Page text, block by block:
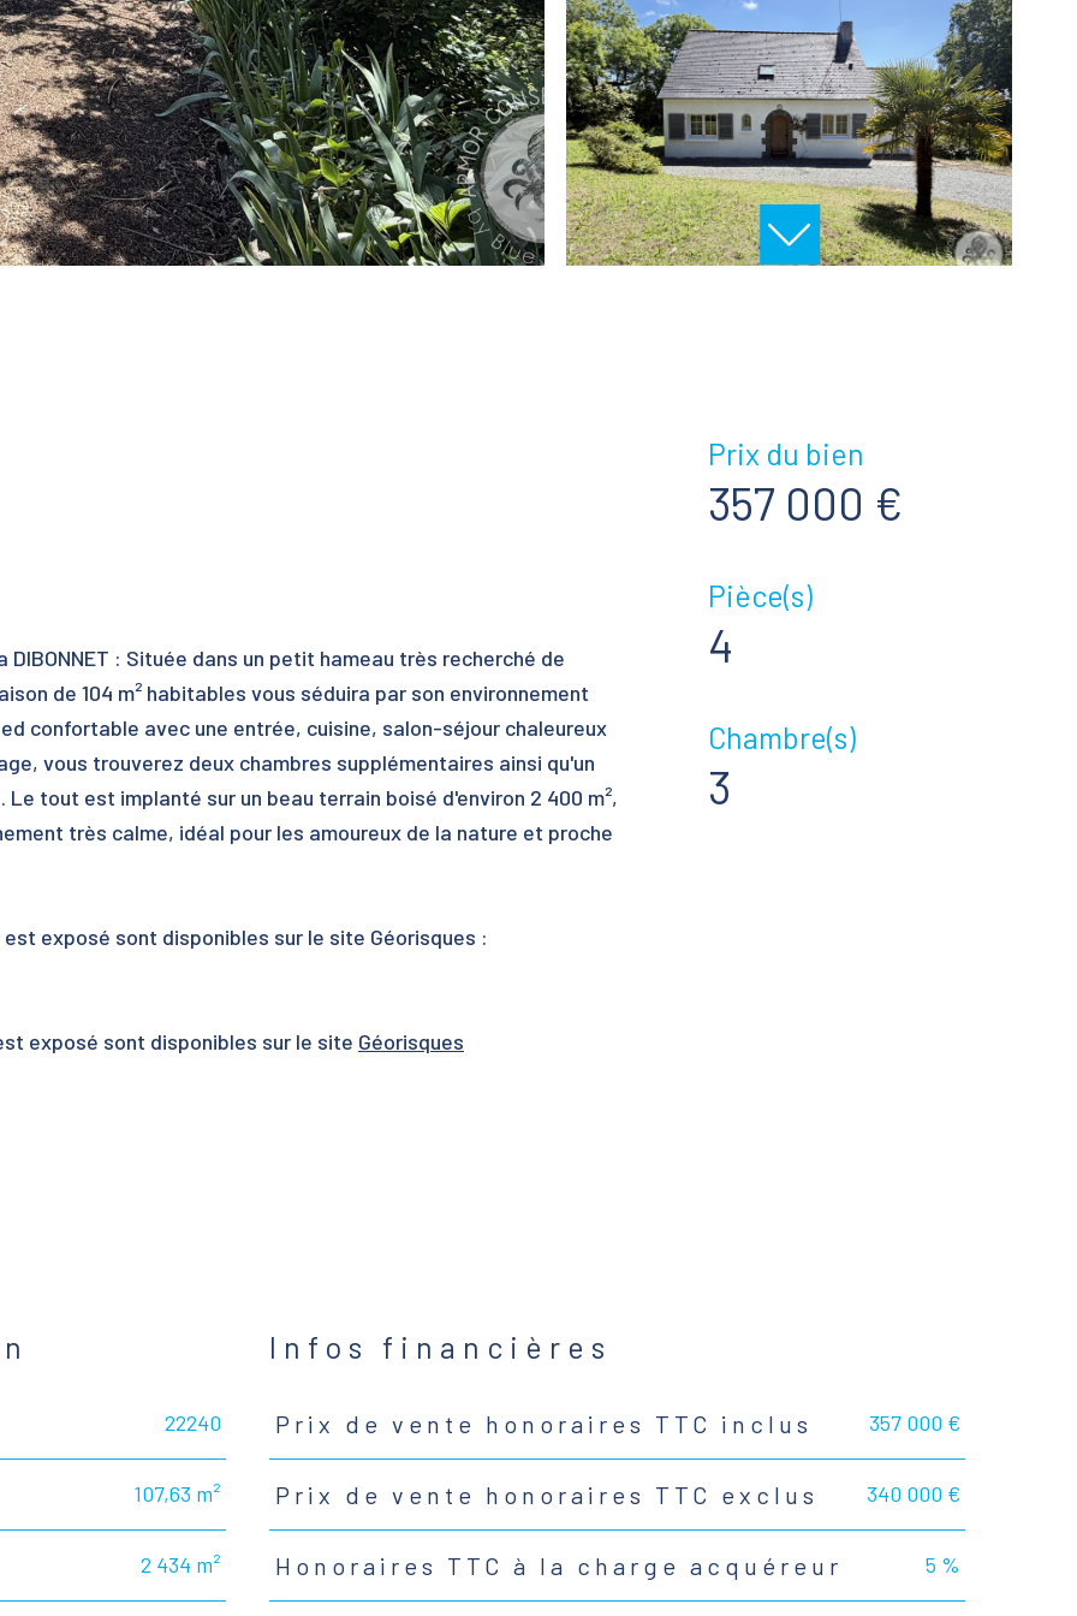
DIBONNET : Située dans un petit hameau très recherché de
de 104 m² habitables vous séduira par son environnement
confortable avec une entrée, cuisine, salon-séjour chaleureux
vous trouverez deux chambres supplémentaires ainsi qu'un
tout est implanté sur un beau terrain boisé d'environ 2 400 m²,
très calme, idéal pour les amoureux de la nature et proche
exposé sont disponibles sur le site Géorisques :
exposé sont disponibles sur le site Géorisques
Prix du bien
357 000 €
Pièce(s)
4
Chambre(s)
3
22240
107,63 m²
2 434 m²
Infos financières
Caractéristiques Valeurs
Prix de vente honoraires TTC inclus 357 000 €
Prix de vente honoraires TTC exclus 340 000 €
Honoraires TTC à la charge acquéreur 5 %